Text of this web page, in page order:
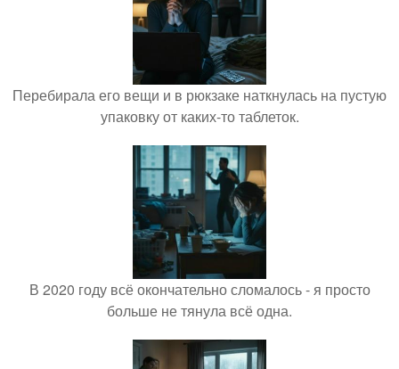
Перебирала его вещи и в рюкзаке наткнулась на пустую
упаковку от каких-то таблеток.
В 2020 году всё окончательно сломалось - я просто
больше не тянула всё одна.